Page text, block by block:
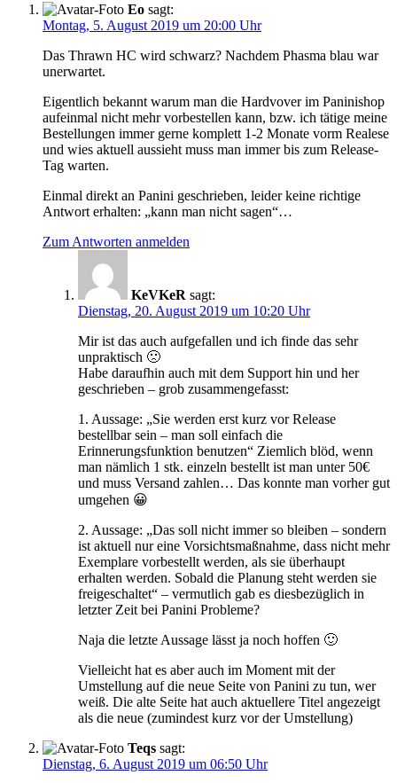
Eo sagt:
Montag, 5. August 2019 um 20:00 Uhr
Das Thrawn HC wird schwarz? Nachdem Phasma blau war
unerwartet.
Eigentlich bekannt warum man die Hardvover im Paninishop
aufeinmal nicht mehr vorbestellen kann, bzw. ich tätige meine
Bestellungen immer gerne komplett 1-2 Monate vorm Realese
und wies aktuell aussieht muss man immer bis zum Release-
Tag warten.
Einmal direkt an Panini geschrieben, leider keine richtige
Antwort erhalten: „kann man nicht sagen“…
Zum Antworten anmelden
KeVKeR sagt:
Dienstag, 20. August 2019 um 10:20 Uhr
Mir ist das auch aufgefallen und ich finde das sehr
unpraktisch 🙁
Habe daraufhin auch mit dem Support hin und her
geschrieben – grob zusammengefasst:
1. Aussage: „Sie werden erst kurz vor Release
bestellbar sein – man soll einfach die
Erinnerungsfunktion benutzen“ Ziemlich blöd, wenn
man nämlich 1 stk. einzeln bestellt ist man unter 50€
und muss Versand zahlen… Das konnte man vorher gut
umgehen 😀
2. Aussage: „Das soll nicht immer so bleiben – sondern
ist aktuell nur eine Vorsichtsmaßnahme, dass nicht mehr
Exemplare vorbestellt werden, als sie überhaupt
erhalten werden. Sobald die Planung steht werden sie
freigeschaltet“ – vermutlich gab es diesbezüglich in
letzter Zeit bei Panini Probleme?
Naja die letzte Aussage lässt ja noch hoffen 🙂
Vielleicht hat es aber auch im Moment mit der
Umstellung auf die neue Seite von Panini zu tun, wer
weiß. Die alte Seite hat auch aktuellere Titel angezeigt
als die neue (zumindest kurz vor der Umstellung)
Teqs sagt:
Dienstag, 6. August 2019 um 06:50 Uhr